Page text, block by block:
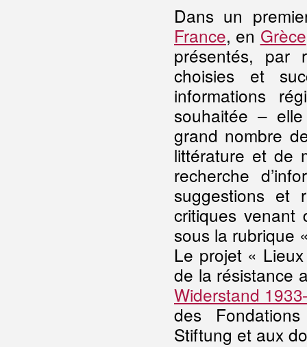
Dans un
France, en Grèce
présentés, par
choisies et
informations
souhaitée –
grand nombre
littérature et de
recherche
suggestions et
critiques venant
sous la rubrique
Le projet «
de la résistance
Widerstand
des
Stiftung et aux